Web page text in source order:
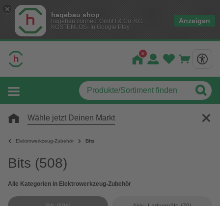
hagebau shop
hagebau connect GmbH & Co. KG
KOSTENLOS- In Google Play
Anzeigen
Wähle jetzt Deinen Markt
Elektrowerkzeug-Zubehör Bits
Bits (508)
Alle Kategorien in Elektrowerkzeug-Zubehör